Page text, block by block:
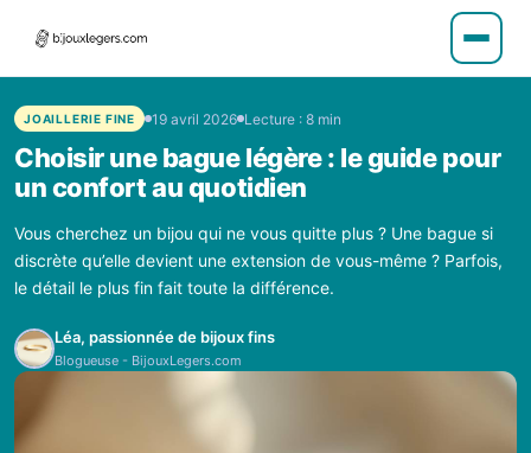
JOAILLERIE FINE 19 avril 2026 Lecture : 8 min
Choisir une bague légère : le guide pour
un confort au quotidien
Vous cherchez un bijou qui ne vous quitte plus ? Une bague si
discrète qu’elle devient une extension de vous-même ? Parfois,
le détail le plus fin fait toute la différence.
Léa, passionnée de bijoux fins
Blogueuse - BijouxLegers.com